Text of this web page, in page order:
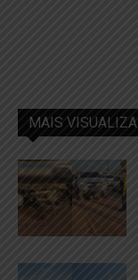
MAIS